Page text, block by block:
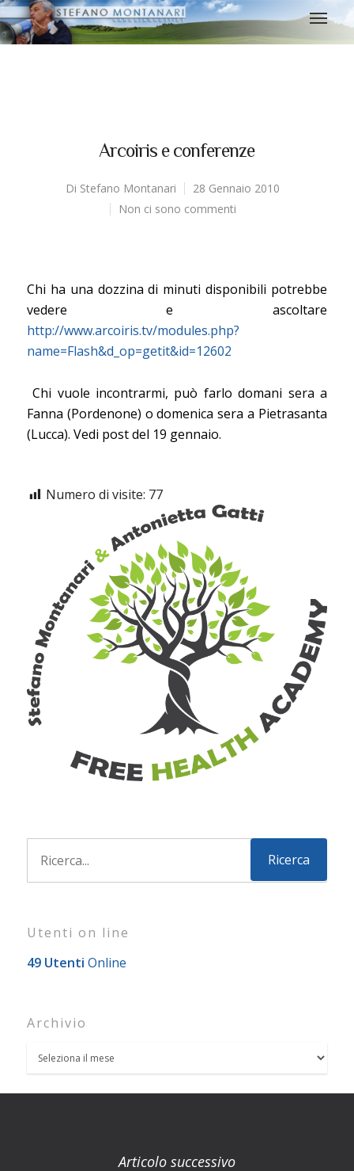
Arcoiris e conferenze
Di Stefano Montanari
28 Gennaio 2010
Non ci sono commenti
Chi ha una dozzina di minuti disponibili potrebbe
vedere e ascoltare
http://www.arcoiris.tv/modules.php?
name=Flash&d_op=getit&id=12602
Chi vuole incontrarmi, può farlo domani sera a
Fanna (Pordenone) o domenica sera a Pietrasanta
(Lucca). Vedi post del 19 gennaio.
Numero di visite: 77
Utenti on line
49 Utenti Online
Archivio
Articolo successivo